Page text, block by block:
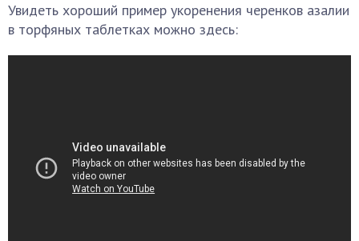
Увидеть хороший пример укоренения черенков азалии
в торфяных таблетках можно здесь: